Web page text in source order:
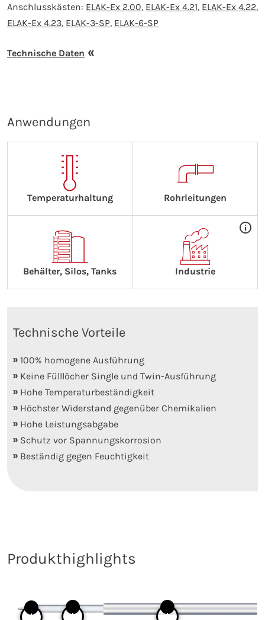
Anschlusskästen: ELAK-Ex 2.00, ELAK-Ex 4.21, ELAK-Ex 4.22,
ELAK-Ex 4.23, ELAK-3-SP, ELAK-6-SP
Technische Daten
Anwendungen
Temperaturhaltung Rohrleitungen
Behälter, Silos, Tanks Industrie
Technische Vorteile
100% homogene Ausführung
Keine Fülllöcher Single und Twin-Ausführung
Hohe Temperaturbeständigkeit
Höchster Widerstand gegenüber Chemikalien
Hohe Leistungsabgabe
Schutz vor Spannungskorrosion
Beständig gegen Feuchtigkeit
Produkthighlights